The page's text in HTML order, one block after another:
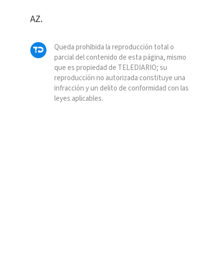
AZ.
Queda prohibida la reproducción total o
parcial del contenido de esta página, mismo
que es propiedad de TELEDIARIO; su
reproducción no autorizada constituye una
infracción y un delito de conformidad con las
leyes aplicables.